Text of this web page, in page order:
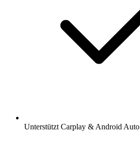
Unterstützt Carplay & Android Auto